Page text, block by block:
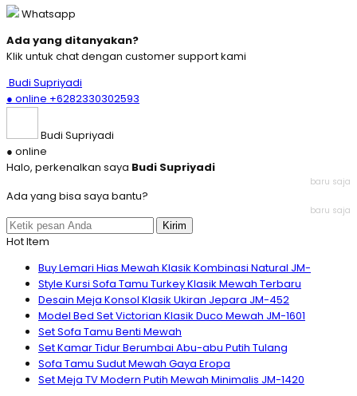
Whatsapp
Ada yang ditanyakan?
Klik untuk chat dengan customer support kami
Budi Supriyadi
● online +6282330302593
Budi Supriyadi
● online
Halo, perkenalkan saya Budi Supriyadi
baru saja
Ada yang bisa saya bantu?
baru saja
Kirim
Hot Item
Buy Lemari Hias Mewah Klasik Kombinasi Natural JM-
Style Kursi Sofa Tamu Turkey Klasik Mewah Terbaru
Desain Meja Konsol Klasik Ukiran Jepara JM-452
Model Bed Set Victorian Klasik Duco Mewah JM-1601
Set Sofa Tamu Benti Mewah
Set Kamar Tidur Berumbai Abu-abu Putih Tulang
Sofa Tamu Sudut Mewah Gaya Eropa
Set Meja TV Modern Putih Mewah Minimalis JM-1420